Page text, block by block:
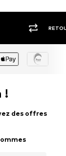
!
des offres